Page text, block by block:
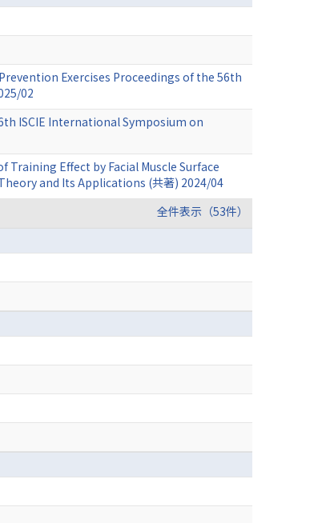
Exercises Proceedings of the 56th
02
ISCIE International Symposium on
Effect by Facial Muscle Surface
and Its Applications (共著) 2024/04
全件表示（53件）